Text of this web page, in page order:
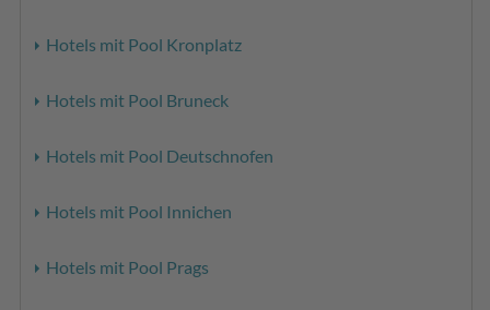
Hotels mit Pool Kronplatz
Hotels mit Pool Bruneck
Hotels mit Pool Deutschnofen
Hotels mit Pool Innichen
Hotels mit Pool Prags